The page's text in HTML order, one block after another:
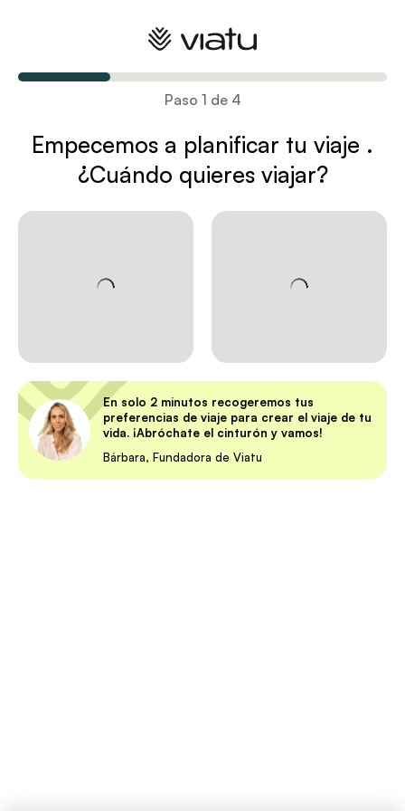
Paso 1 de 4
Empecemos a planificar tu viaje .
¿Cuándo quieres viajar?
En solo 2 minutos recogeremos tus
preferencias de viaje para crear el viaje de tu
vida. ¡Abróchate el cinturón y vamos!
Bárbara, Fundadora de Viatu